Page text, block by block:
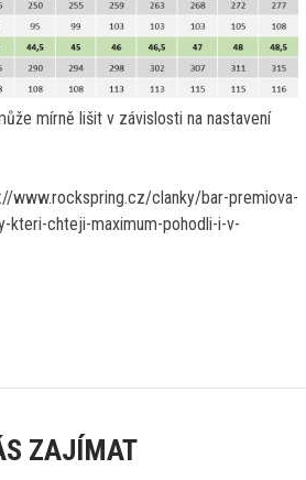
mírně lišit v závislosti na nastavení
www.rockspring.cz/clanky/bar-premiova-
kteri-chteji-maximum-pohodli-i-v-
ZAJÍMAT